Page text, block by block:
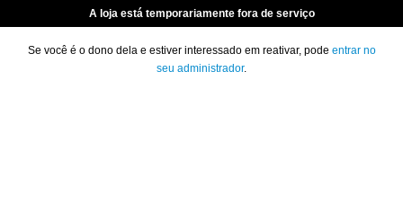
A loja está temporariamente fora de serviço
Se você é o dono dela e estiver interessado em reativar, pode entrar no
seu administrador.